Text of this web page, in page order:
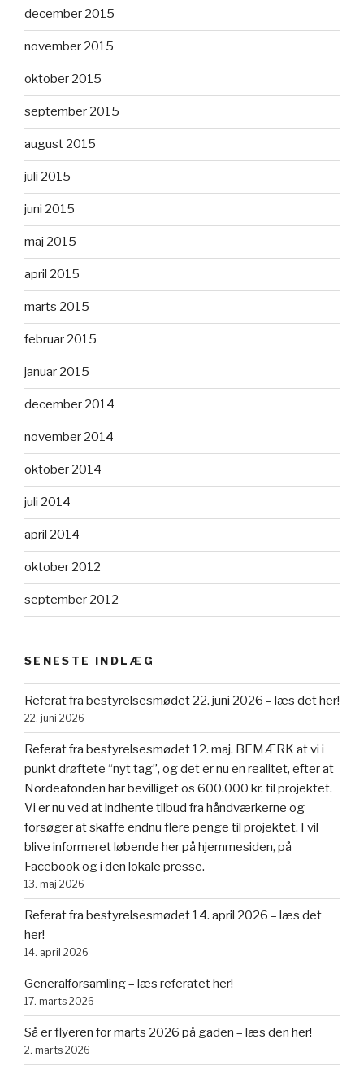
december 2015
november 2015
oktober 2015
september 2015
august 2015
juli 2015
juni 2015
maj 2015
april 2015
marts 2015
februar 2015
januar 2015
december 2014
november 2014
oktober 2014
juli 2014
april 2014
oktober 2012
september 2012
SENESTE INDLÆG
Referat fra bestyrelsesmødet 22. juni 2026 – læs det her!
22. juni 2026
Referat fra bestyrelsesmødet 12. maj. BEMÆRK at vi i
punkt drøftete “nyt tag”, og det er nu en realitet, efter at
Nordeafonden har bevilliget os 600.000 kr. til projektet.
Vi er nu ved at indhente tilbud fra håndværkerne og
forsøger at skaffe endnu flere penge til projektet. I vil
blive informeret løbende her på hjemmesiden, på
Facebook og i den lokale presse.
13. maj 2026
Referat fra bestyrelsesmødet 14. april 2026 – læs det
her!
14. april 2026
Generalforsamling – læs referatet her!
17. marts 2026
Så er flyeren for marts 2026 på gaden – læs den her!
2. marts 2026